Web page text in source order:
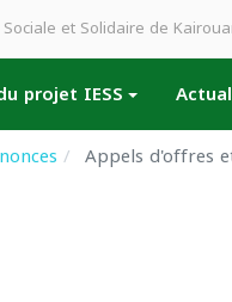
et Solidaire de
projet IESS
Appels d'offres